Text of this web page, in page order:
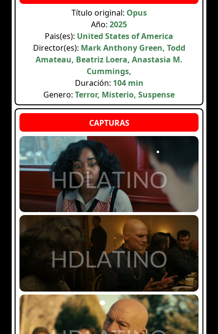
Título original: Opus
Año: 2025
Pais(es): United States of America
Director(es): Mark Anthony Green, Todd
Amateau, Beatriz Loera, Anastasia M.
Cummings,
Duración: 104 min
Genero: Terror, Misterio, Suspense